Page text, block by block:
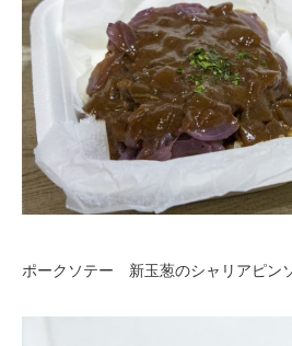
ポークソテー 新玉葱のシャリアピン